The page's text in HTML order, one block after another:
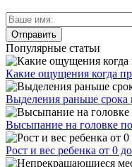
Популярные статьи
Какие ощущения когда
Выделения раньше срока
Высыпание на головке
Рост и вес ребенка от 0